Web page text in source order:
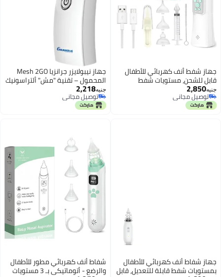
جهاز شفط أنف كهربائي للأطفال
قابل للشحن، مستويات شفط
متعددة، تصميم مقاوم للماء، رؤوس
سيليكون ناعمة، هادئ مع خصائص
مهدئة
جنيه2,850
توصيل مجاني
توصيل مجاني
جهاز نيبولايزر جرانزيا Mesh 2GO
المحمول – تقنية "مش" ألتراسونيك
قابلة للشحن – نيبولايزر يدوي بـ دقة
عالية للأطفال والكبار
جنيه2,218
توصيل مجاني
توصيل مجاني
جهاز شفاط أنف كهربائي للأطفال
بمستويات شفط قابلة للتعديل، قابل
شفاط أنف كهربائي مطور للأطفال
والرضع - أتوماتيكي بـ 3 مستويات